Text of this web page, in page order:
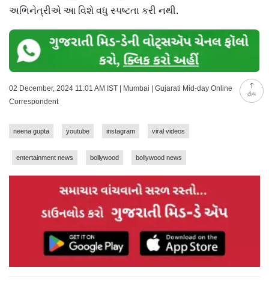
ટોચ
અભિનેત્રીએ આ વિશે વધુ સ્પષ્ટતા કરી નથી.
02 December, 2024 11:01 AM IST | Mumbai | Gujarati Mid-day Online
Correspondent
neena gupta youtube instagram viral videos
entertainment news bollywood bollywood news